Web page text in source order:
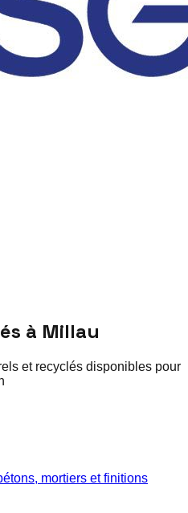
à Millau
et recyclés disponibles pour
mortiers et finitions